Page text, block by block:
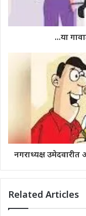
...या
नगराध्यक्ष
Related Articles